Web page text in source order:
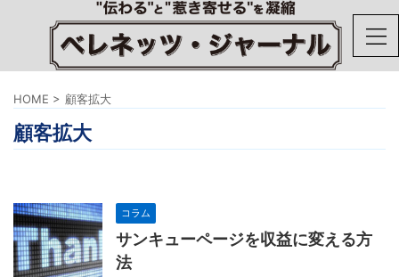
HOME > 顧客拡大
顧客拡大
コラム
サンキューページを収益に変える方
法